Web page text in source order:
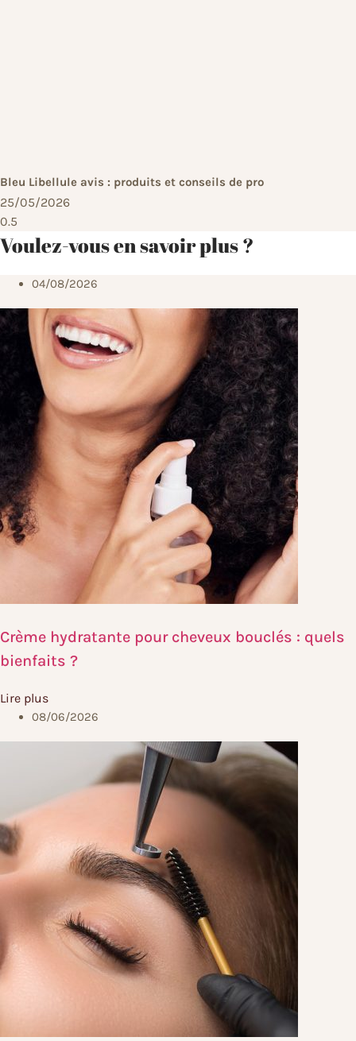
Bleu Libellule avis : produits et conseils de pro
25/05/2026
Voulez-vous en savoir plus ?
04/08/2026
Crème hydratante pour cheveux bouclés : quels
bienfaits ?
Lire plus
08/06/2026